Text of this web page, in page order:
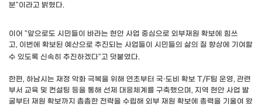
분"이라고 밝혔다.
이어 "앞으로도 시민들이 바라는 현안 사업 중심으로 외부재원 확보에 힘쓰
고, 이번에 확보된 예산으로 추진되는 사업들이 시민들의 삶의 질 향상에 기여할
수 있도록 신속히 추진하겠다"고 덧붙였다.
한편, 하남시는 재정 악화 극복을 위해 연초부터 국·도비 확보 T/F팀 운영, 관련
부서 교육 및 컨설팅 등을 통해 선제 대응체계를 구축했으며 , 지역 현안 사업 발
굴부터 재원 확보까지 촘촘한 전략을 수립해 외부 재원 확보에 총력을 기울여 왔